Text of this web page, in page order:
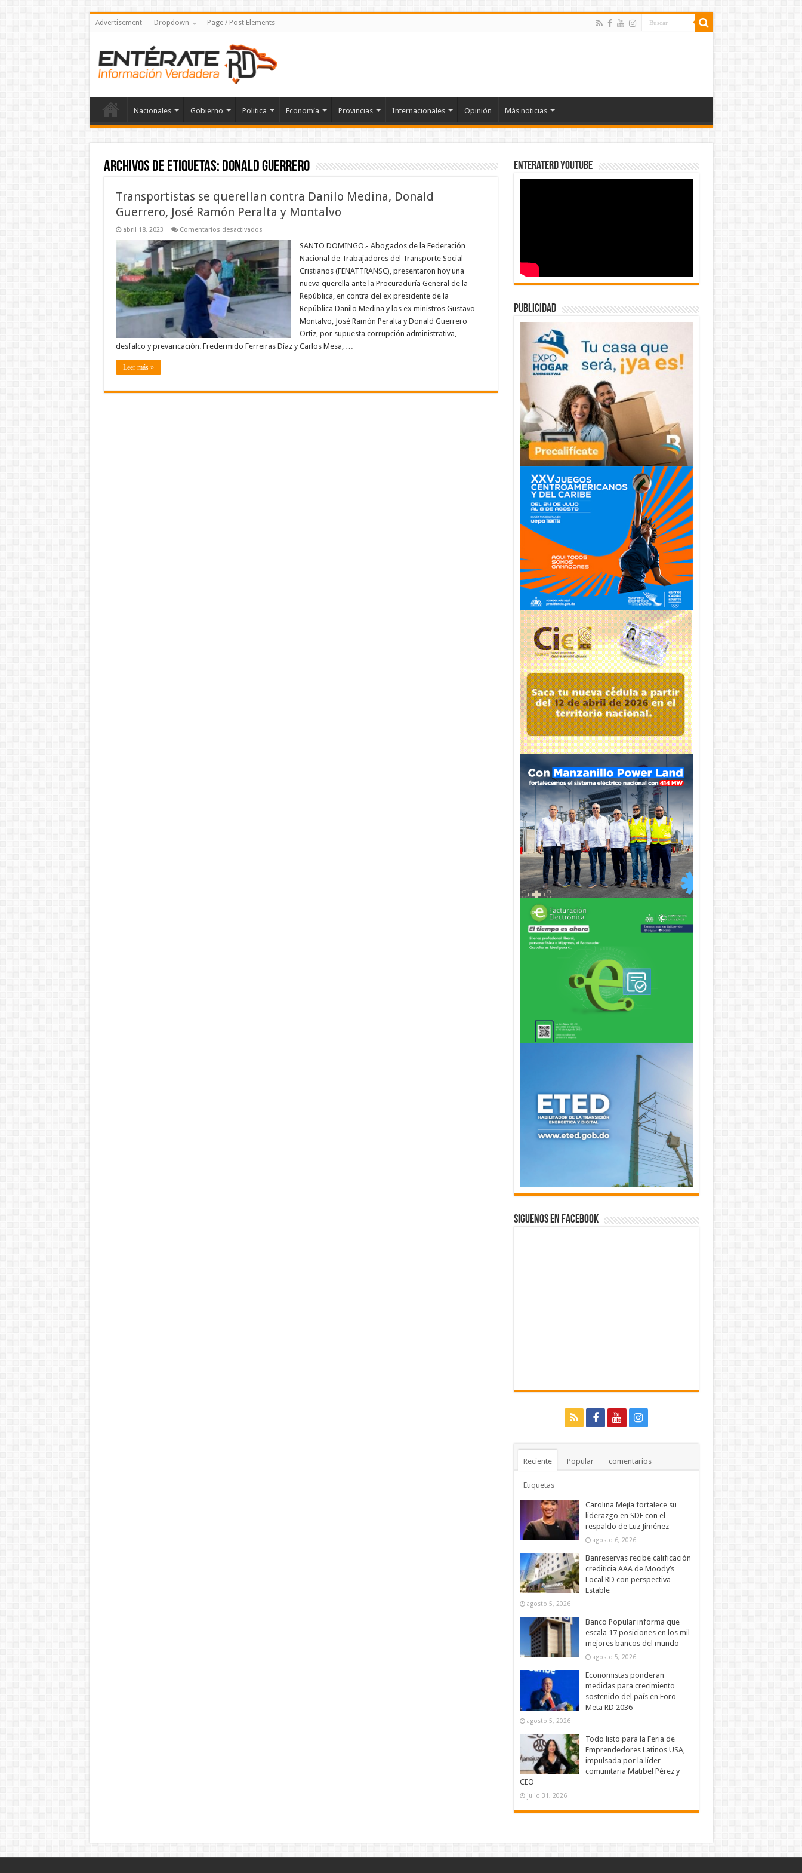
Advertisement Dropdown Page / Post Elements
Nacionales Gobierno Politica Economía Provincias Internacionales Opinión Más noticias
Archivos de etiquetas: Donald Guerrero
Transportistas se querellan contra Danilo Medina, Donald
Guerrero, José Ramón Peralta y Montalvo
abril 18, 2023 Comentarios desactivadosen
se
querellan
contra
Danilo
Medina,
Donald
Guerrero,
José
Montalvo
SANTO DOMINGO.- Abogados de la Federación
Nacional de Trabajadores del Transporte Social
Cristianos (FENATTRANSC), presentaron hoy una
nueva querella ante la Procuraduría General de la
República, en contra del ex presidente de la
República Danilo Medina y los ex ministros Gustavo
Montalvo, José Ramón Peralta y Donald Guerrero
Ortiz, por supuesta corrupción administrativa,
desfalco y prevaricación. Fredermido Ferreiras Díaz y Carlos Mesa, …
Leer más »
EnterateRD YOUTUBE
publicidad
Siguenos en Facebook
Reciente Popular comentarios
Etiquetas
Carolina Mejía fortalece su
liderazgo en SDE con el
respaldo de Luz Jiménez
agosto 6, 2026
Banreservas recibe calificación
crediticia AAA de Moody’s
Local RD con perspectiva
Estable
agosto 5, 2026
Banco Popular informa que
escala 17 posiciones en los mil
mejores bancos del mundo
agosto 5, 2026
Economistas ponderan
medidas para crecimiento
sostenido del país en Foro
Meta RD 2036
agosto 5, 2026
Todo listo para la Feria de
Emprendedores Latinos USA,
impulsada por la líder
comunitaria Matibel Pérez y
CEO
julio 31, 2026